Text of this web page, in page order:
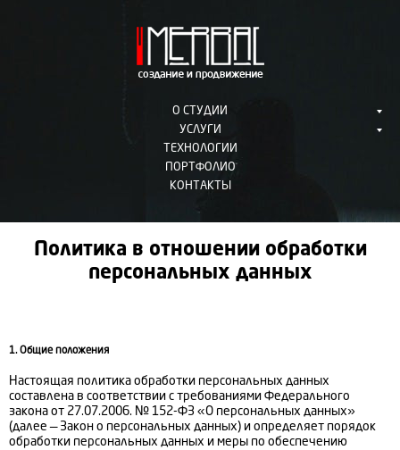
О СТУДИИ
УСЛУГИ
ТЕХНОЛОГИИ
ПОРТФОЛИО
КОНТАКТЫ
Политика в отношении обработки
персональных данных
1. Общие положения
Настоящая политика обработки персональных данных
составлена в соответствии с требованиями Федерального
закона от 27.07.2006. № 152-ФЗ «О персональных данных»
(далее — Закон о персональных данных) и определяет порядок
обработки персональных данных и меры по обеспечению